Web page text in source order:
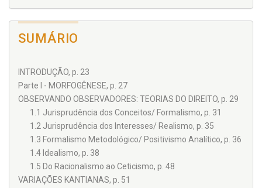
disciplinas propedêuticas do Direito. Para tal mister, além de
coragem, ousadia e forte senti­mento de compromisso social,
desta Biblioteca, cada qual, é ver­dade, com sua característica
teórica, porém, todos ligados sob uma só família: “a pesquisa
jurídica”!
SUMÁRIO
INTRODUÇÃO, p. 23
Parte I - MORFOGÊNESE, p. 27
OBSERVANDO OBSERVADORES: TEORIAS DO DIREITO, p. 29
1.1 Jurisprudência dos Conceitos/ Formalismo, p. 31
1.2 Jurisprudência dos Interesses/ Realismo, p. 35
1.3 Formalismo Metodológico/ Positivismo Analítico, p. 36
1.4 Idealismo, p. 38
1.5 Do Racionalismo ao Ceticismo, p. 48
VARIAÇÕES KANTIANAS, p. 51